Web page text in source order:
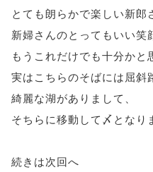
とても朗らかで楽しい新郎
新婦さんのとってもいい笑
もうこれだけでも十分かと
実はこちらのそばには屈斜
綺麗な湖がありまして、
そちらに移動して〆となり
続きは次回へ